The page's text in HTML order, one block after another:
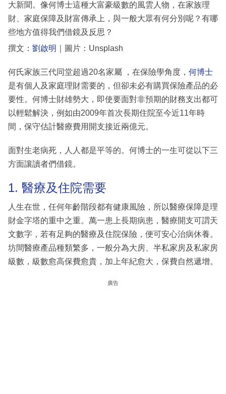
大新聞。像何博士這種大富豪級數的風雲人物，在家族理
財、家庭保障及財富傳承上，與一般大眾有何分別呢？有哪
些地方值得我們借鏡及反思？
撰文： 劉啟明 ｜圖片：Unsplash
何氏家族三代同堂超過20名家屬 ，在保險學角度， 何博士
是有個人及家庭理財需要的，但卻未必有購買保險產品的必
要性。何博士財雄勢大，即使要面對非預期的財務支出都可
以輕鬆解決，例如由2009年首次長期住院至今近11年時
間，保守估計醫療費用開支接近兩億元。
面對生老病死，人人都是平等的。何博士的一生可從以下三
方面讓讀者們借鏡。
1. 醫療及住院需要
人生在世，任何年齡階段都有健康風險，所以醫療保障是理
財金字塔的重中之重。萬一患上長期病患，醫療開支可謂天
文數字，若有足夠的醫療及住院保險，便可安心治病休養。
坊間醫療產品種類繁多，一般分為大房、半私家房及私家房
級數，級數愈高保費愈貴，加上年紀愈大，保費自然遞增。
廣告